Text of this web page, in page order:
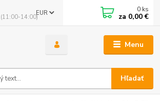
Menu
EUR
Hľadať
(11:00-14:00)
0 ks
za 0,00 €